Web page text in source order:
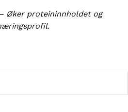
Øker proteininnholdet og